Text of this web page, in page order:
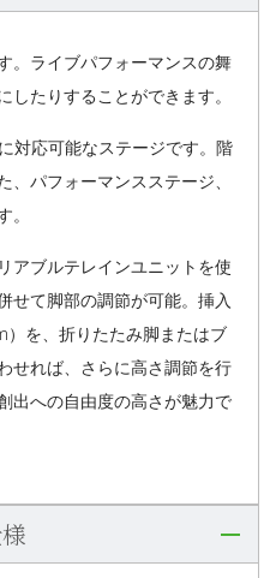
。ライブパフォーマンスの舞
したりすることができます。
対応可能なステージです。階
、パフォーマンスステージ、
。
アブルテレインユニットを使
せて脚部の調節が可能。挿入
を、折りたたみ脚またはブ
せれば、さらに高さ調節を行
出への自由度の高さが魅力で